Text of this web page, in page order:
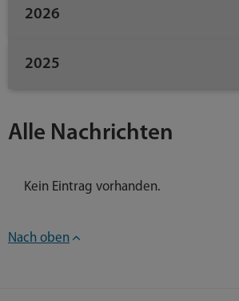
Alle Nachrichten
Kein Eintrag vorhanden.
2026
2025
Nach oben